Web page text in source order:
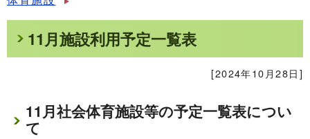
11月施設利用予定一覧表
[2024年10月28日]
11月社会体育施設等の予定一覧表につい
て